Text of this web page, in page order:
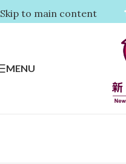
Skip to main content
MENU